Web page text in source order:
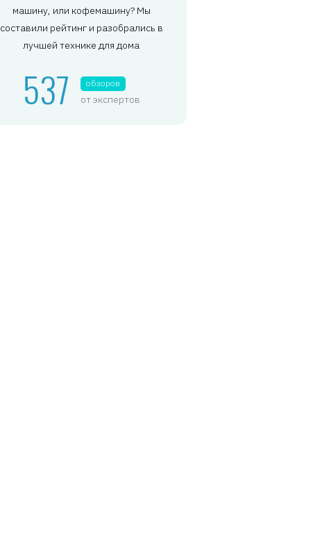
машину, или кофемашину? Мы
составили рейтинг и разобрались в
лучшей технике для дома
537 обзоров
от экспертов